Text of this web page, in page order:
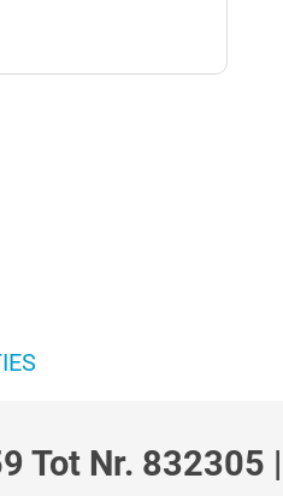
Tot Nr. 832305